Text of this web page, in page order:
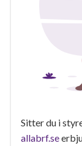
Sitter du i
allabrf.se